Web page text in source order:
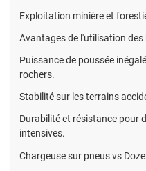
Exploitation minière et
Avantages de l'utilisation
Puissance de poussée
rochers.
Stabilité sur les terrains
Durabilité et résistance pour
intensives.
Chargeuse sur pneus vs